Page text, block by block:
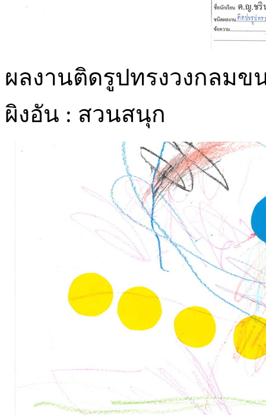
ผลงานติดรูปทรงวงกลมข
ผิงอัน : สวนสนุก